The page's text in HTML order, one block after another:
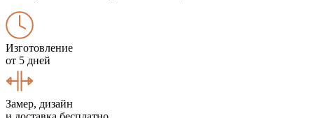
Изготовление
от 5 дней
Замер, дизайн